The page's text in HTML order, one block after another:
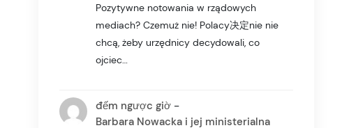
Pozytywne notowania w rządowych
mediach? Czemuż nie! Polacy决定nie nie
chcą, żeby urzędnicy decydowali, co
ojciec…
đếm ngược giờ -
Barbara Nowacka i jej ministerialna